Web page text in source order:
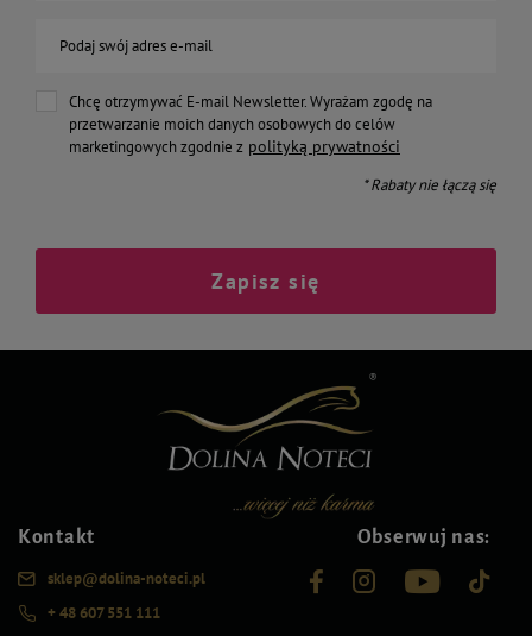
Podaj swój adres e-mail
Chcę otrzymywać E-mail Newsletter. Wyrażam zgodę na
przetwarzanie moich danych osobowych do celów
marketingowych zgodnie z polityką prywatności
* Rabaty nie łączą się
Zapisz się
Kontakt
sklep@dolina-noteci.pl
+ 48 607 551 111
Obserwuj nas: